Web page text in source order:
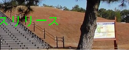
リリース